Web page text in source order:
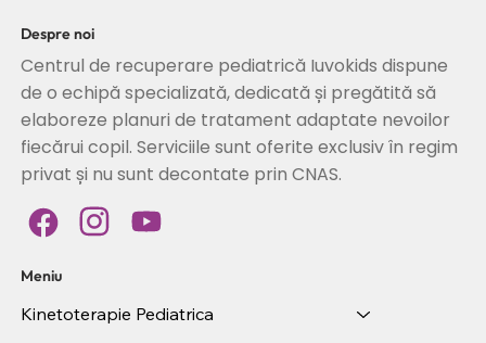
Meniu
Kinetoterapie Pediatrica
Despre noi
Centrul de recuperare pediatrică Iuvokids dispune
de o echipă specializată, dedicată și pregătită să
elaboreze planuri de tratament adaptate nevoilor
fiecărui copil. Serviciile sunt oferite exclusiv în regim
privat și nu sunt decontate prin CNAS.